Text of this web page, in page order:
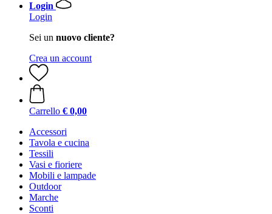
Login
Login
Sei un nuovo cliente?
Crea un account
Carrello € 0,00
Accessori
Tavola e cucina
Tessili
Vasi e fioriere
Mobili e lampade
Outdoor
Marche
Sconti